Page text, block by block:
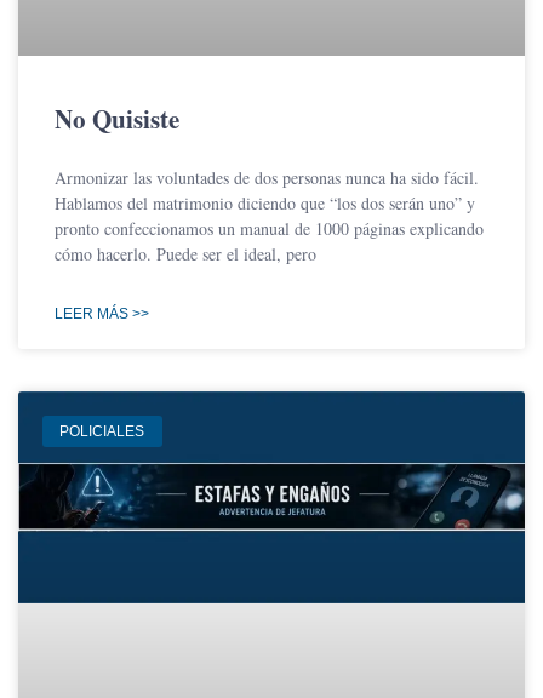
No Quisiste
Armonizar las voluntades de dos personas nunca ha sido fácil.
Hablamos del matrimonio diciendo que “los dos serán uno” y
pronto confeccionamos un manual de 1000 páginas explicando
cómo hacerlo. Puede ser el ideal, pero
LEER MÁS >>
POLICIALES